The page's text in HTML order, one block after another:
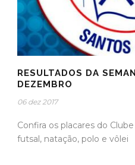
RESULTADOS DA
DEZEMBRO
06 dez 2017
Confira os placares do
futsal, natação, polo e vôlei